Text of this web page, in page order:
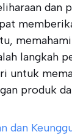
dan
langkah
untuk
produk
dan